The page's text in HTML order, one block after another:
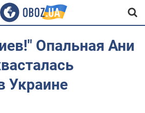
Опальная Ани
Украине